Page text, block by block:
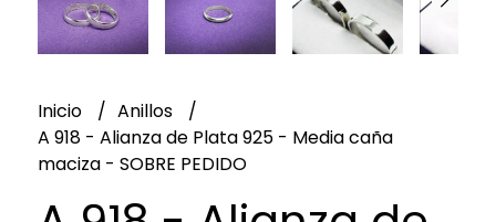
Inicio
Anillos
A 918 - Alianza de Plata 925 - Media caña
maciza - SOBRE PEDIDO